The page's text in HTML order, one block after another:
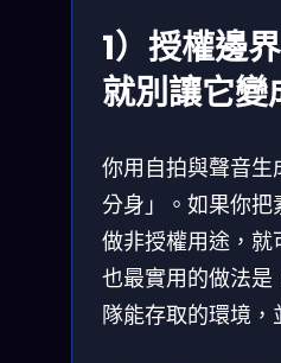
1）授權邊
就別讓它變
你用自拍與聲音
分身」。如果你
做非授權用途，
也最實用的做法
隊能存取的環境，